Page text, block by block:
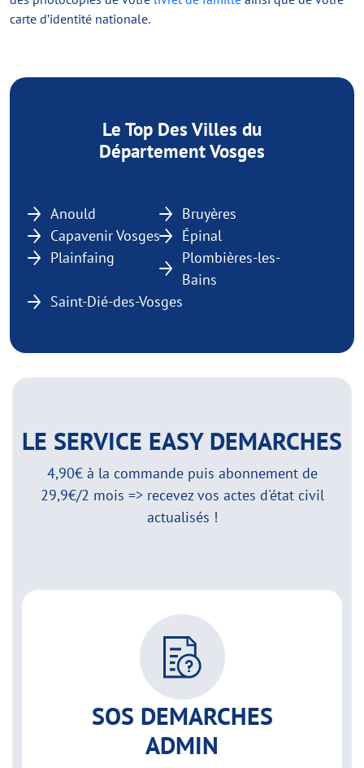
carte d’identité nationale.
Le Top Des Villes du
Département Vosges
Anould
Bruyères
Capavenir Vosges
Épinal
Plainfaing
Plombières-les-
Bains
Saint-Dié-des-Vosges
LE SERVICE EASY DEMARCHES
4,90€ à la commande puis abonnement de
29,9€/2 mois => recevez vos actes d'état civil
actualisés !
SOS DEMARCHES
ADMIN